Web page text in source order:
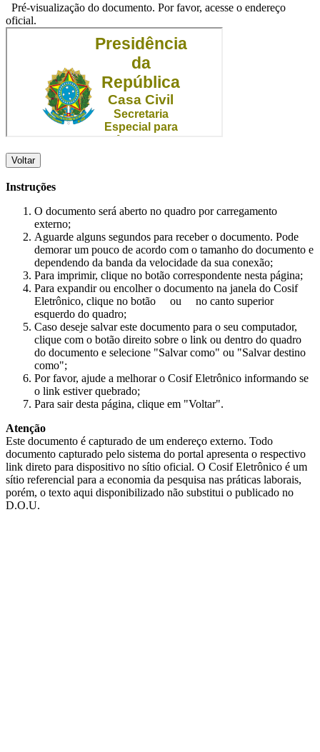
Pré-visualização do documento. Por favor, acesse o endereço
oficial.
Voltar
Instruções
O documento será aberto no quadro por carregamento
externo;
Aguarde alguns segundos para receber o documento. Pode
demorar um pouco de acordo com o tamanho do documento e
dependendo da banda da velocidade da sua conexão;
Para imprimir, clique no botão correspondente nesta página;
Para expandir ou encolher o documento na janela do Cosif
Eletrônico, clique no botão
ou
no canto superior
esquerdo do quadro;
Caso deseje salvar este documento para o seu computador,
clique com o botão direito sobre o link ou dentro do quadro
do documento e selecione "Salvar como" ou "Salvar destino
como";
Por favor, ajude a melhorar o Cosif Eletrônico informando se
o link estiver quebrado;
Para sair desta página, clique em "Voltar".
Atenção
Este documento é capturado de um endereço externo. Todo
documento capturado pelo sistema do portal apresenta o respectivo
link direto para dispositivo no sítio oficial. O Cosif Eletrônico é um
sítio referencial para a economia da pesquisa nas práticas laborais,
porém, o texto aqui disponibilizado não substitui o publicado no
D.O.U.